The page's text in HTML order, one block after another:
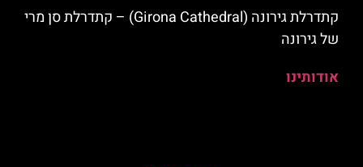
קתדרלת גירונה (Girona Cathedral) – קתדרלת סן מרי
של גירונה
אודותינו